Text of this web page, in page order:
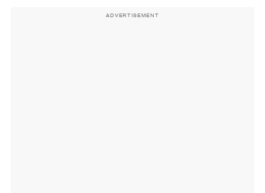
ADVERTISEMENT